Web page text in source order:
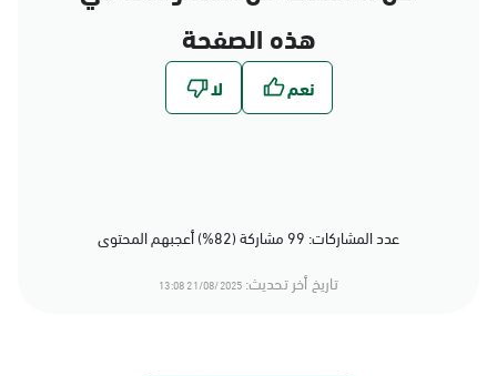
هذه الصفحة
عدد المشاركات: 99 مشاركة (82%) أعجبهم المحتوى
تاريخ أخر تحديث: 21/08/2025 13:08